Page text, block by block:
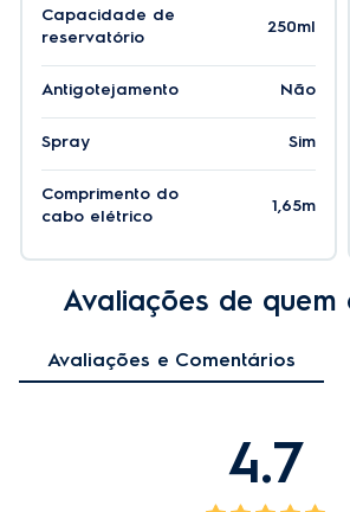
Um dos maiores da categoria.
água em tempo real e ganhe mais
praticidade ao passar.
Capacidade de
reservatório
250ml
Antigotejamento Não
Spray Sim
Comprimento do
cabo elétrico
1,65m
Avaliações de quem
Avaliações e Comentários
4.7